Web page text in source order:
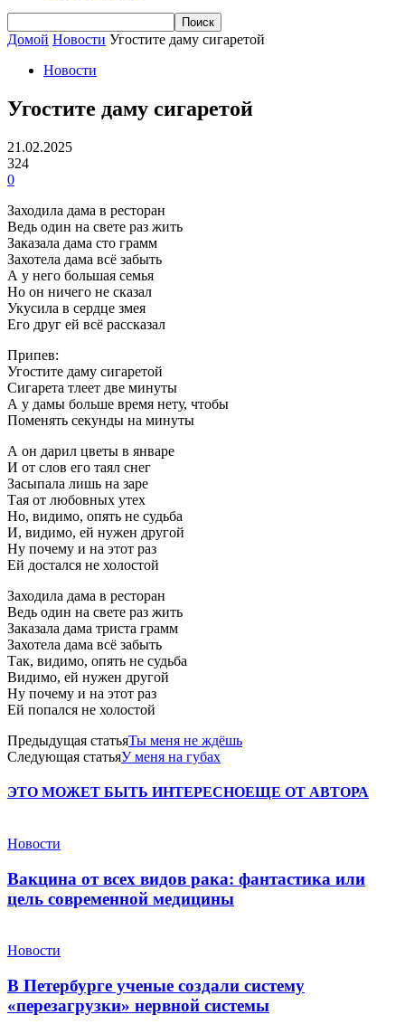
Домой Новости Угостите даму сигаретой
Новости
Угостите даму сигаретой
21.02.2025
324
0
Заходила дама в ресторан
Ведь один на свете раз жить
Заказала дама сто грамм
Захотела дама всё забыть
А у него большая семья
Но он ничего не сказал
Укусила в сердце змея
Его друг ей всё рассказал
Припев:
Угостите даму сигаретой
Сигарета тлеет две минуты
А у дамы больше время нету, чтобы
Поменять секунды на минуты
А он дарил цветы в январе
И от слов его таял снег
Засыпала лишь на заре
Тая от любовных утех
Но, видимо, опять не судьба
И, видимо, ей нужен другой
Ну почему и на этот раз
Ей достался не холостой
Заходила дама в ресторан
Ведь один на свете раз жить
Заказала дама триста грамм
Захотела дама всё забыть
Так, видимо, опять не судьба
Видимо, ей нужен другой
Ну почему и на этот раз
Ей попался не холостой
Предыдущая статьяТы меня не ждёшь
Следующая статьяУ меня на губах
ЭТО МОЖЕТ БЫТЬ ИНТЕРЕСНОЕЩЕ ОТ АВТОРА
Новости
Вакцина от всех видов рака: фантастика или
цель современной медицины
Новости
В Петербурге ученые создали систему
«перезагрузки» нервной системы